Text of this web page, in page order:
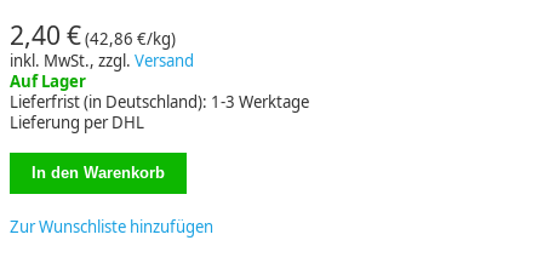
2,40 €(42,86 €/kg)
inkl. MwSt., zzgl. Versand
Auf Lager
Lieferfrist (in Deutschland): 1-3 Werktage
Lieferung per DHL
Zur Wunschliste hinzufügen